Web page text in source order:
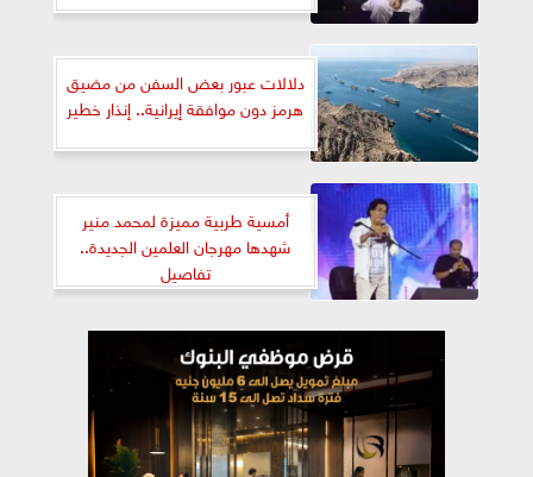
دلالات عبور بعض السفن من مضيق
هرمز دون موافقة إيرانية.. إنذار خطير
أمسية طربية مميزة لمحمد منير
شهدها مهرجان العلمين الجديدة..
تفاصيل